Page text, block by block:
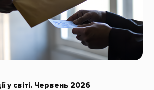
у світі. Червень 2026